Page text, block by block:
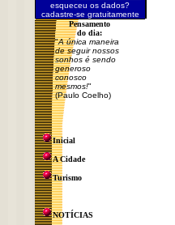
esqueceu os dados?
cadastre-se gratuitamente
Pensamento
do dia:
"A única maneira
de seguir nossos
sonhos é sendo
generoso
conosco
mesmos!"
(Paulo Coelho)
Inicial
A Cidade
Turismo
NOTÍCIAS